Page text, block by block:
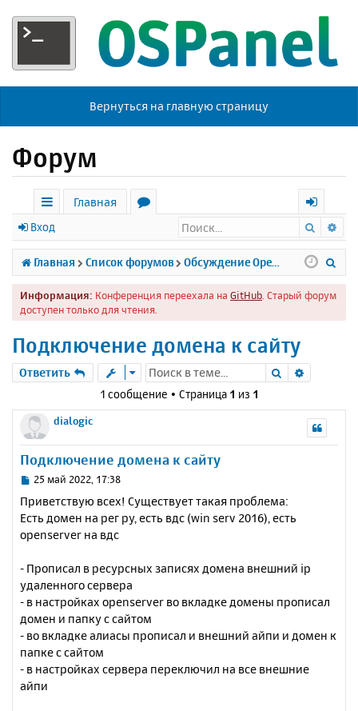
Вернуться на главную страницу
Форум
с
ы
л
к
Главная
р
у
м
х
о
д
Вход Поиск
Главная Список форумов
Информация: Конференция переехала на GitHub . Старый форум
доступен только для чтения.
Подключение домена к сайту
Ответить Поиск
1 сообщение • Страница 1 из 1
dialogic
Подключение домена к сайту
С
о
б
щ
н
и
е
25 май 2022, 17:38
Приветствую всех! Существует такая проблема:
Есть домен на рег ру, есть вдс (win serv 2016), есть
openserver на вдс
- Прописал в ресурсных записях домена внешний ip
удаленного сервера
- в настройках openserver во вкладке домены прописал
домен и папку с сайтом
- во вкладке алиасы прописал и внешний айпи и домен к
папке с сайтом
- в настройках сервера переключил на все внешние
айпи